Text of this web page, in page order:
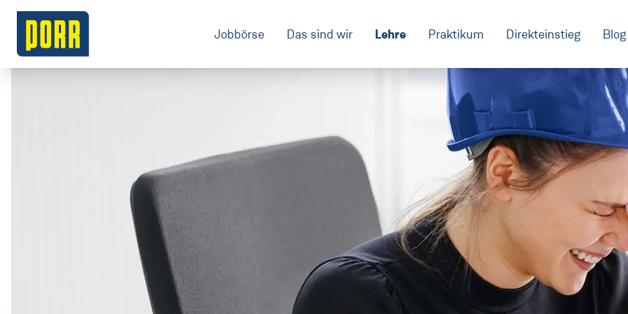
Jobbörse Das sind wir Lehre Praktikum Direkteinstieg Blog